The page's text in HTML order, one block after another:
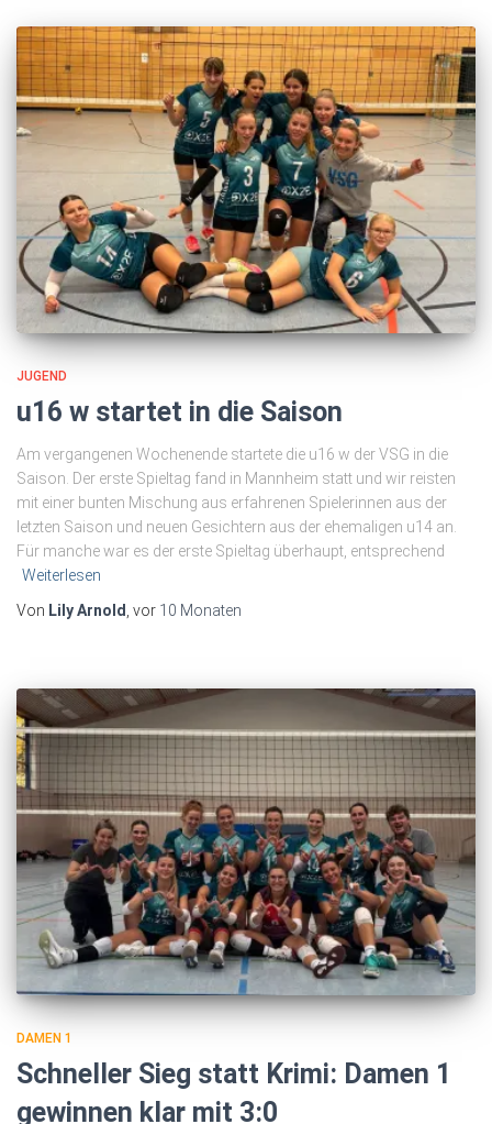
JUGEND
u16 w startet in die Saison
Am vergangenen Wochenende startete die u16 w der VSG in die
Saison. Der erste Spieltag fand in Mannheim statt und wir reisten
mit einer bunten Mischung aus erfahrenen Spielerinnen aus der
letzten Saison und neuen Gesichtern aus der ehemaligen u14 an.
Für manche war es der erste Spieltag überhaupt, entsprechend
Weiterlesen
Von Lily Arnold , vor 10 Monaten
DAMEN 1
Schneller Sieg statt Krimi: Damen 1
gewinnen klar mit 3:0